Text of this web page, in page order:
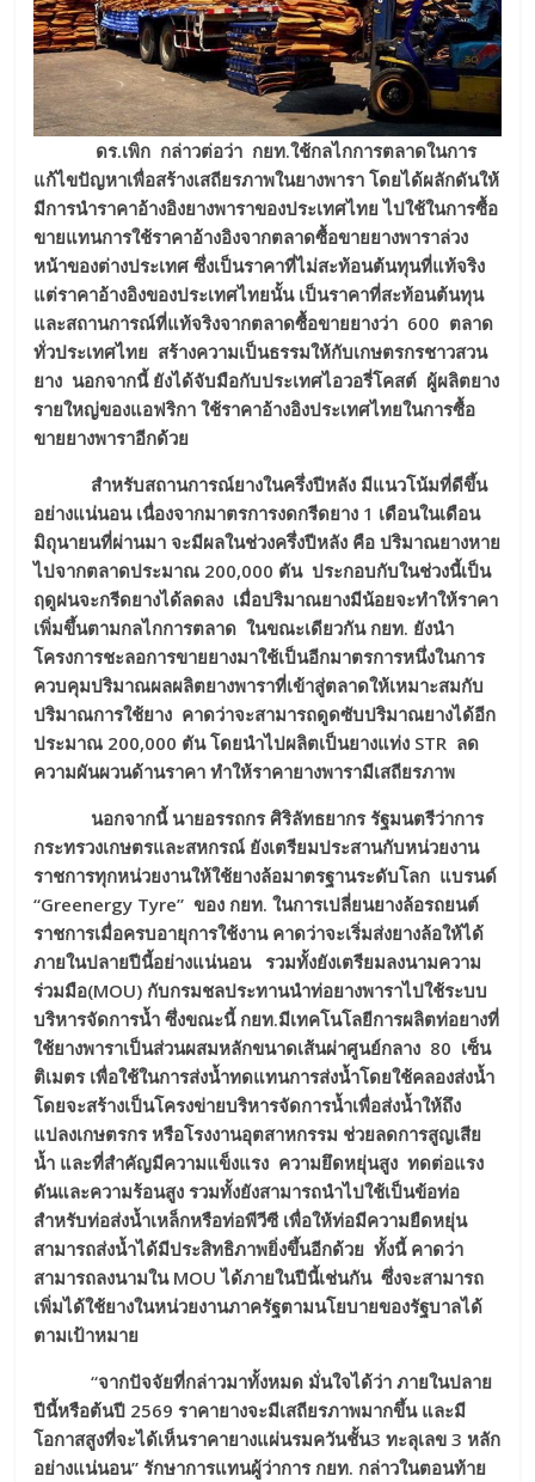
ดร.เพิก กล่าวต่อว่า กยท.ใช้กลไกการตลาดในการ
แก้ไขปัญหาเพื่อสร้างเสถียรภาพในยางพารา โดยได้ผลักดันให้
มีการนำราคาอ้างอิงยางพาราของประเทศไทย ไปใช้ในการซื้อ
ขายแทนการใช้ราคาอ้างอิงจากตลาดซื้อขายยางพาราล่วง
หน้าของต่างประเทศ ซึ่งเป็นราคาที่ไม่สะท้อนต้นทุนที่แท้จริง
แต่ราคาอ้างอิงของประเทศไทยนั้น เป็นราคาที่สะท้อนต้นทุน
และสถานการณ์ที่แท้จริงจากตลาดซื้อขายยางว่า 600 ตลาด
ทั่วประเทศไทย สร้างความเป็นธรรมให้กับเกษตรกรชาวสวน
ยาง นอกจากนี้ ยังได้จับมือกับประเทศไอวอรี่โคสต์ ผู้ผลิตยาง
รายใหญ่ของแอฟริกา ใช้ราคาอ้างอิงประเทศไทยในการซื้อ
ขายยางพาราอีกด้วย
สำหรับสถานการณ์ยางในครึ่งปีหลัง มีแนวโน้มที่ดีขึ้น
อย่างแน่นอน เนื่องจากมาตรการงดกรีดยาง 1 เดือนในเดือน
มิถุนายนที่ผ่านมา จะมีผลในช่วงครึ่งปีหลัง คือปริมาณยางหาย
ไปจากตลาดประมาณ 200,000 ตัน ประกอบกับในช่วงนี้เป็น
ฤดูฝนจะกรีดยางได้ลดลง เมื่อปริมาณยางมีน้อยจะทำให้ราคา
เพิ่มขึ้นตามกลไกการตลาด ในขณะเดียวกัน กยท. ยังนำ
โครงการชะลอการขายยางมาใช้เป็นอีกมาตรการหนึ่งในการ
ควบคุมปริมาณผลผลิตยางพาราที่เข้าสู่ตลาดให้เหมาะสมกับ
ปริมาณการใช้ยาง คาดว่าจะสามารถดูดซับปริมาณยางได้อีก
ประมาณ 200,000 ตัน โดยนำไปผลิตเป็นยางแท่ง STR ลด
ความผันผวนด้านราคา ทำให้ราคายางพารามีเสถียรภาพ
นอกจากนี้ นายอรรถกร ศิริลัทธยากร รัฐมนตรีว่าการ
กระทรวงเกษตรและสหกรณ์ ยังเตรียมประสานกับหน่วยงาน
ราชการทุกหน่วยงานให้ใช้ยางล้อมาตรฐานระดับโลก แบรนด์
“Greenergy Tyre” ของ กยท. ในการเปลี่ยนยางล้อรถยนต์
ราชการเมื่อครบอายุการใช้งาน คาดว่าจะเริ่มส่งยางล้อให้ได้
ภายในปลายปีนี้อย่างแน่นอน รวมทั้งยังเตรียมลงนามความ
ร่วมมือ(MOU) กับกรมชลประทานนำท่อยางพาราไปใช้ระบบ
บริหารจัดการน้ำ ซึ่งขณะนี้ กยท.มีเทคโนโลยีการผลิตท่อยางที่
ใช้ยางพาราเป็นส่วนผสมหลักขนาดเส้นผ่าศูนย์กลาง 80 เซ็น
ติเมตร เพื่อใช้ในการส่งน้ำทดแทนการส่งน้ำโดยใช้คลองส่งน้ำ
โดยจะสร้างเป็นโครงข่ายบริหารจัดการน้ำเพื่อส่งน้ำให้ถึง
แปลงเกษตรกร หรือโรงงานอุตสาหกรรม ช่วยลดการสูญเสีย
น้ำ และที่สำคัญมีความแข็งแรง ความยึดหยุ่นสูง ทดต่อแรง
ดันและความร้อนสูง รวมทั้งยังสามารถนำไปใช้เป็นข้อท่อ
สำหรับท่อส่งน้ำเหล็กหรือท่อพีวีซี เพื่อให้ท่อมีความยืดหยุ่น
สามารถส่งน้ำได้มีประสิทธิภาพยิ่งขึ้นอีกด้วย ทั้งนี้ คาดว่า
สามารถลงนามใน MOU ได้ภายในปีนี้เช่นกัน ซึ่งจะสามารถ
เพิ่มได้ใช้ยางในหน่วยงานภาครัฐตามนโยบายของรัฐบาลได้
ตามเป้าหมาย
“จากปัจจัยที่กล่าวมาทั้งหมด มั่นใจได้ว่า ภายในปลาย
ปีนี้หรือต้นปี 2569 ราคายางจะมีเสถียรภาพมากขึ้น และมี
โอกาสสูงที่จะได้เห็นราคายางแผ่นรมควันชั้น3 ทะลุเลข 3 หลัก
อย่างแน่นอน” รักษาการแทนผู้ว่าการ กยท. กล่าวในตอนท้าย